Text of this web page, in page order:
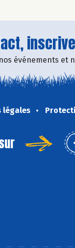
événements et
légales